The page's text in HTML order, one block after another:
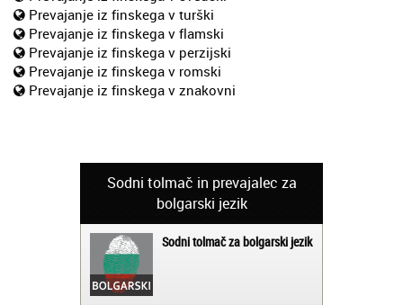
Prevajanje iz finskega v turški
Prevajanje iz finskega v flamski
Prevajanje iz finskega v perzijski
Prevajanje iz finskega v romski
Prevajanje iz finskega v znakovni
Sodni tolmač in prevajalec za
bolgarski jezik
Sodni tolmač za bolgarski jezik